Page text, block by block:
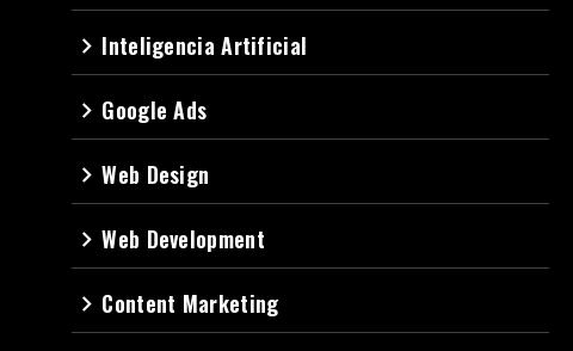
navigate_next Inteligencia Artificial
navigate_next Google Ads
navigate_nextWeb Design
navigate_nextWeb Development
navigate_next Content Marketing